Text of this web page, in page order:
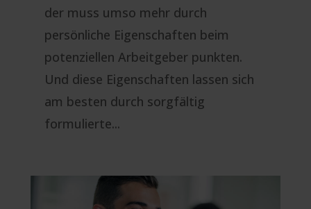
der muss umso mehr durch
persönliche Eigenschaften beim
potenziellen Arbeitgeber punkten.
Und diese Eigenschaften lassen sich
am besten durch sorgfältig
formulierte...